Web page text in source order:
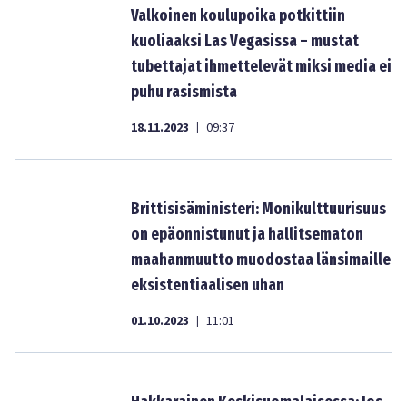
Valkoinen koulupoika potkittiin
kuoliaaksi Las Vegasissa – mustat
tubettajat ihmettelevät miksi media ei
puhu rasismista
18.11.2023 | 09:37
Brittisisäministeri: Monikulttuurisuus
on epäonnistunut ja hallitsematon
maahanmuutto muodostaa länsimaille
eksistentiaalisen uhan
01.10.2023 | 11:01